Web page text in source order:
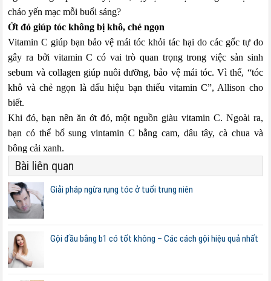
cháo yến mạc mỗi buổi sáng?
Ớt đỏ giúp tóc không bị khô, chẻ ngọn
Vitamin C giúp bạn bảo vệ mái tóc khỏi tác hại do các gốc tự do
gây ra bởi vitamin C có vai trò quan trọng trong việc sản sinh
sebum và collagen giúp nuôi dưỡng, bảo vệ mái tóc. Vì thế, “tóc
khô và chẻ ngọn là dấu hiệu bạn thiếu vitamin C”, Allison cho
biết.
Khi đó, bạn nên ăn ớt đỏ, một nguồn giàu vitamin C. Ngoài ra,
bạn có thể bổ sung vintamin C bằng cam, dâu tây, cà chua và
bông cải xanh.
Bài liên quan
Giải pháp ngừa rụng tóc ở tuổi trung niên
Gội đầu bằng b1 có tốt không – Các cách gội hiệu quả nhất